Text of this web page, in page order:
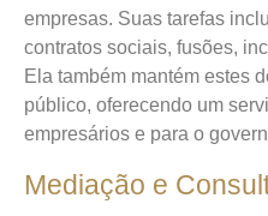
empresas. Suas tarefas
contratos sociais, fusões,
Ela também mantém estes
público, oferecendo um
empresários e para o
Mediação e